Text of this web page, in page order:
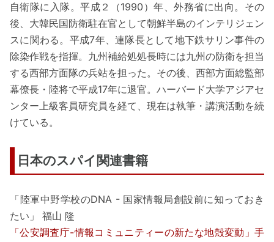
自衛隊に入隊。平成２（1990）年、外務省に出向。その
後、大韓民国防衛駐在官として朝鮮半島のインテリジェン
スに関わる。平成7年、連隊長として地下鉄サリン事件の
除染作戦を指揮。九州補給処処長時には九州の防衛を担当
する西部方面隊の兵站を担った。その後、西部方面総監部
幕僚長・陸将で平成17年に退官。ハーバード大学アジアセ
ンター上級客員研究員を経て、現在は執筆・講演活動を続
けている。
日本のスパイ関連書籍
「陸軍中野学校のDNA - 国家情報局創設前に知っておき
たい」 福山 隆
「公安調査庁-情報コミュニティーの新たな地殻変動」手